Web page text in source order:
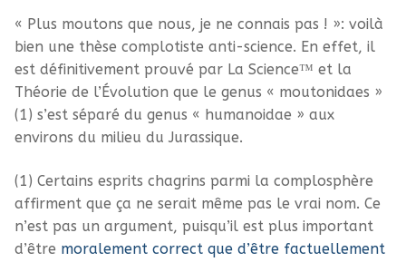
« Plus moutons que nous, je ne connais pas ! »: voilà
bien une thèse complotiste anti-science. En effet, il
est définitivement prouvé par La Science™ et la
Théorie de l’Évolution que le genus « moutonidaes »
(1) s’est séparé du genus « humanoidae » aux
environs du milieu du Jurassique.
(1) Certains esprits chagrins parmi la complosphère
affirment que ça ne serait même pas le vrai nom. Ce
n’est pas un argument, puisqu’il est plus important
d’être moralement correct que d’être factuellement